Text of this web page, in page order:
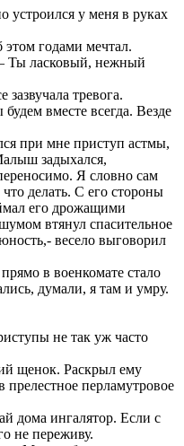
устроился у меня в руках
этом годами мечтал.
– Ты ласковый, нежный
тревога.
вместе всегда. Везде
при мне приступ астмы,
задыхался,
Я словно сам
делать. С его стороны
его дрожащими
втянул спасительное
весело выговорил
в военкомате стало
думали, я там и умру.
не так уж часто
щенок. Раскрыл ему
перламутровое
дома ингалятор. Если с
не переживу.